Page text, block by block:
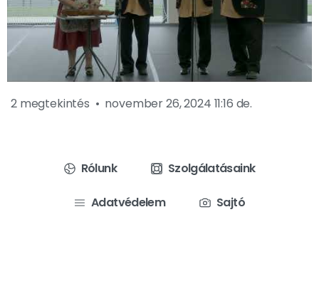
2 megtekintés november 26, 2024 11:16 de.
Rólunk Szolgálatásaink
Adatvédelem Sajtó